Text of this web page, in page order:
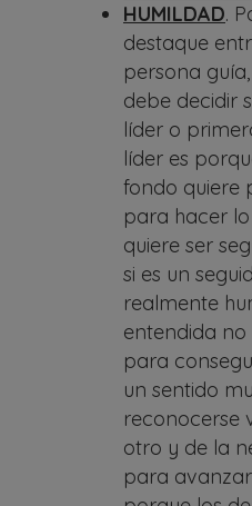
HUMILDAD.
destaque
persona
debe decidir
líder o
líder es
fondo quiere
para hacer
quiere ser
si es un
realmente
entendida
para
un sentido
reconocerse
otro y de la
para